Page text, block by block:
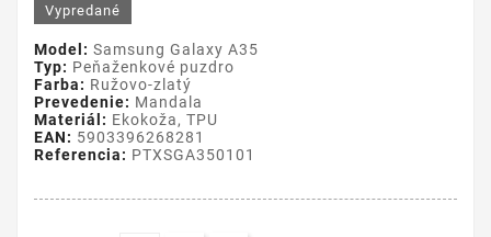
Vypredané
Model: Samsung Galaxy A35
Typ: Peňaženkové puzdro
Farba: Ružovo-zlatý
Prevedenie: Mandala
Materiál: Ekokoža, TPU
EAN: 5903396268281
Referencia: PTXSGA350101